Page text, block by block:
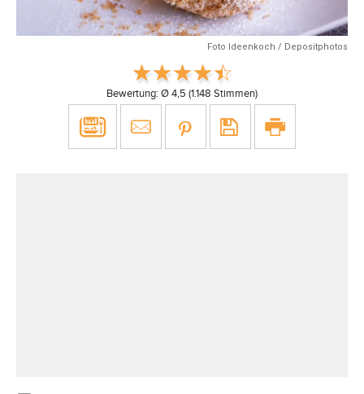
Foto Ideenkoch / Depositphotos
Bewertung: Ø 4,5 (1.148 Stimmen)